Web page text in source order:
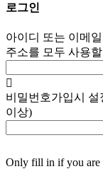
로그인
아이디 또는 이메일
주소를 모두 사용
비밀번호가입시 설
이상)
Only fill in if you are